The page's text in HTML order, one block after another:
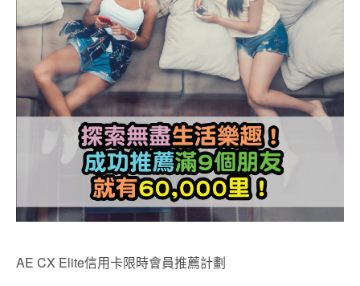
AE CX Elite信用卡限時會員推薦計劃